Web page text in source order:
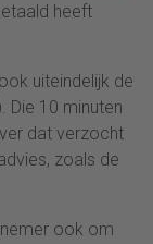
heeft
uiteindelijk de
Die 10 minuten
dat verzocht
zoals de
ook om